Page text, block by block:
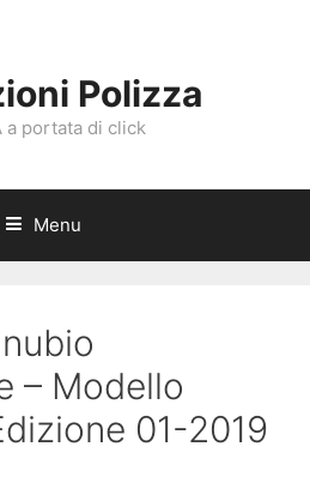
Polizza
a portata di click
Menu
– Modello
01-2019